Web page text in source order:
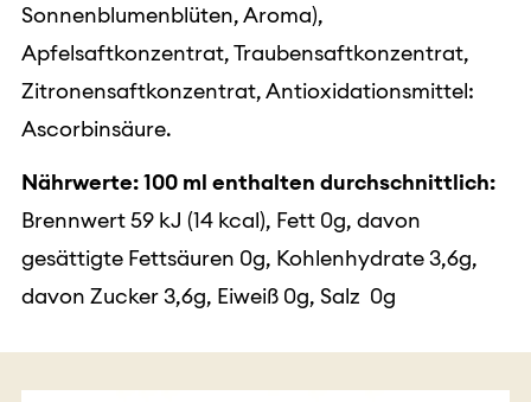
Sonnenblumenblüten, Aroma),
Apfelsaftkonzentrat, Traubensaftkonzentrat,
Zitronensaftkonzentrat, Antioxidationsmittel:
Ascorbinsäure.
Nährwerte: 100 ml enthalten durchschnittlich:
Brennwert 59 kJ (14 kcal), Fett 0g, davon
gesättigte Fettsäuren 0g, Kohlenhydrate 3,6g,
davon Zucker 3,6g, Eiweiß 0g, Salz 0g